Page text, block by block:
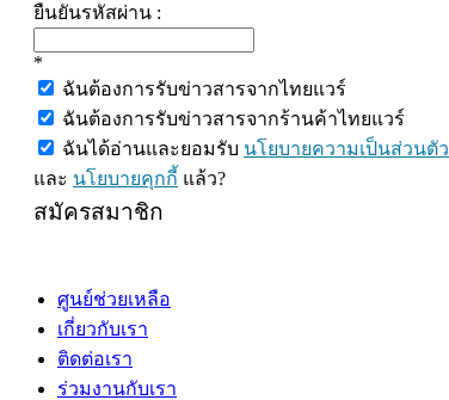
ยืนยันรหัสผ่าน :
*
ฉันต้องการรับข่าวสารจากไทยแวร์
ฉันต้องการรับข่าวสารจากร้านค้าไทยแวร์
ฉันได้อ่านและยอมรับ นโยบายความเป็นส่วนตัว
และ นโยบายคุกกี้ แล้ว?
สมัครสมาชิก
ศูนย์ช่วยเหลือ
เกี่ยวกับเรา
ติดต่อเรา
ร่วมงานกับเรา